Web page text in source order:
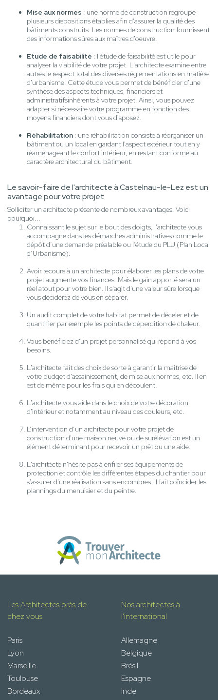
Mise aux normes : une norme de construction regroupe
plusieurs dispositions établies afin d'assurer la qualité des
bâtiments construits. Les normes de construction fournissent
des informations sûres aux maîtres d'oeuvre.
Etude de faisabilité : l'étude de faisabilité est utile pour
analyser la viabilité de votre projet. L'architecte examine entre
autres le respect total des diverses réglementations en matière
d'urbanisme. Cette étude vous permet de bénéficier d'une
synthèse des aspects techniques, financiers et
administratifsinhérents à votre projet. Ainsi, vous pouvez
adapter si nécessaire votre programme en fonction des
moyens financiers dont vous disposez.
Réhabilitation : une réhabilitation consiste à réorganiser un
bâtiment ou un local en gardant l'aspect extérieur tout en y
réaménageant le confort intérieur, en restant conforme au
caractère architectural du bâtiment.
Le savoir-faire de l'architecte à Castelnau-le-Lez est un
avantage pour votre projet
Solliciter un architecte présente de nombreux avantages. Voici
pourquoi...
Connaissant le sujet sur le bout des doigts, l'architecte vous
accompagne dans les démarches administratives comme le
dépôt d’une demande préalable ou l’étude du PLU (Plan Local
d’Urbanisme).
Avoir recours à un architecte pour élaborer les plans de votre
projet augmente vos finances. Mais le gain apporté sera un
réel atout pour votre bien. Il s'agit d'une valeur sûre lorsque
vous déciderez de vous en séparer.
Un audit complet de votre habitat permet de déceler et de
quantifier par exemple les points de déperdition de chaleur.
Vous bénéficiez d'un projet personnalisé qui répond à vos
besoins.
L'architecte fait des choix de sorte à garantir la maîtrise de
votre budget d'assainissement, de mise aux normes, etc. Il en
est de même pour les frais qui en découlent.
L'architecte vous aide dans le choix de votre décoration
d'intérieur et notamment au niveau des couleurs, etc.
L’intervention d’un architecte pour votre projet de
construction d'une maison neuve ou de surélévation est un
élément déterminant pour recevoir un prêt ou une aide.
L'architecte n'hésite pas à enfiler ses équipements de
protection et contrôle les différentes étapes du chantier pour
s'assurer d'une réalisation sans encombres. Il fait coïncider les
plannings du menuisier et du peintre.
Les Architectes près de
chez vous
Paris
Lyon
Marseille
Toulouse
Bordeaux
Nos architectes à
l'international
Allemagne
Belgique
Brésil
Espagne
Inde